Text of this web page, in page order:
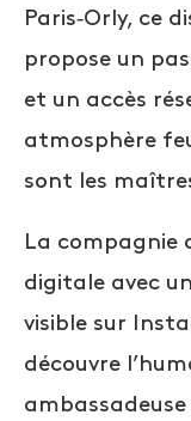
Paris‑Orly, ce
propose un
et un accès
atmosphère
sont les
La compagnie
digitale avec
visible sur
découvre